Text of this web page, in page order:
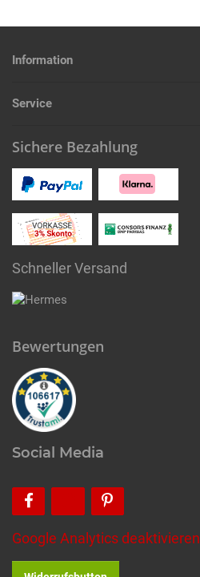
Information
Service
Sichere Bezahlung
Schneller Versand
Bewertungen
Social Media
Google Analytics deaktivieren